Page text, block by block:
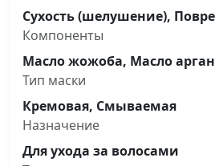
Сухость (шелушение),
Компоненты
Масло жожоба, Масло
Тип маски
Кремовая, Смываемая
Назначение
Для ухода за волосами